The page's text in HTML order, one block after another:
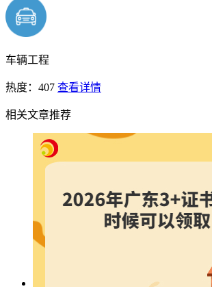
车辆工程
热度：407 查看详情
相关文章推荐